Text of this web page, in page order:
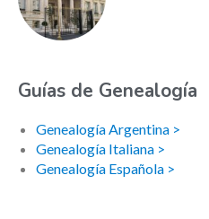
Guías de Genealogía
Genealogía Argentina >
Genealogía Italiana >
Genealogía Española >